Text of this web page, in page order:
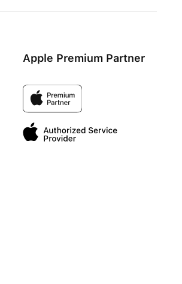
Apple Premium Partner